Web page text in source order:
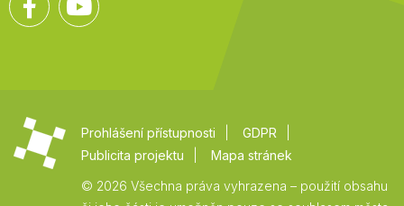
Facebook
Prohlášení přístupnosti
GDPR
Publicita projektu
Mapa stránek
© 2026 Všechna práva vyhrazena – použití obsahu